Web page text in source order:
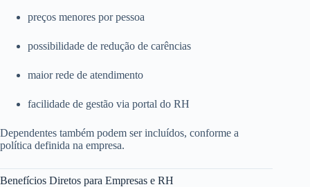
preços menores por pessoa
possibilidade de redução de carências
maior rede de atendimento
facilidade de gestão via portal do RH
Dependentes também podem ser incluídos, conforme a
política definida na empresa.
Benefícios Diretos para Empresas e RH